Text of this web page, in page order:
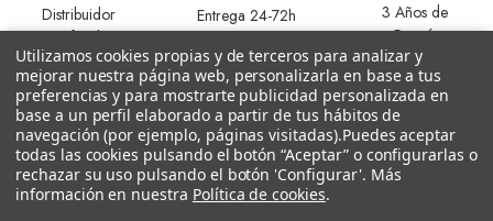
Distribuidor
Oficial
Entrega 24-72h
3 Años de
Grantía
Productos relacionados
Utilizamos cookies propias y de terceros para analizar y
mejorar nuestra página web, personalizarla en base a tus
preferencias y para mostrarte publicidad personalizada en
base a un perfil elaborado a partir de tus hábitos de
navegación (por ejemplo, páginas visitadas).Puedes aceptar
todas las cookies pulsando el botón “Aceptar” o configurarlas o
rechazar su uso pulsando el botón 'Configurar'. Más
información en nuestra Política de cookies.